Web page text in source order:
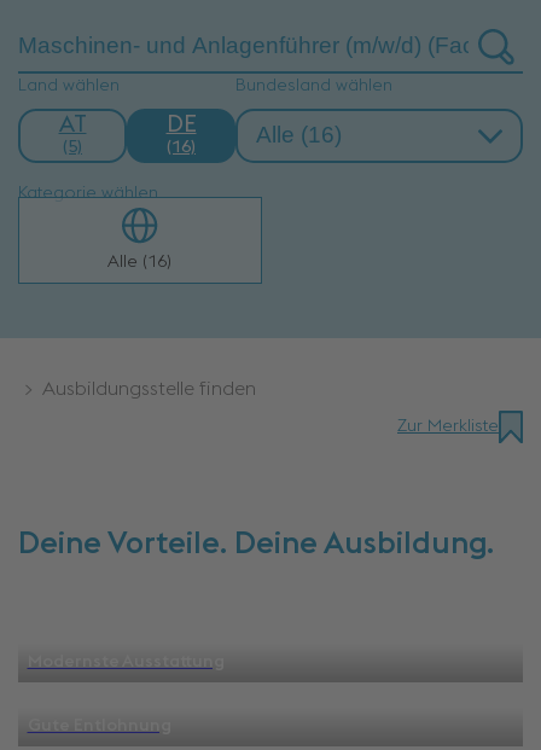
Land wählen
AT
(5)
DE
(16)
Bundesland wählen
Kategorie wählen
Alle (16)
> Ausbildungsstelle finden
Zur Merkliste
Deine Vorteile. Deine Ausbildung.